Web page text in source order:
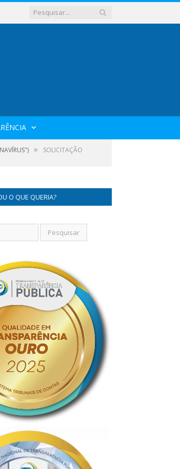
» SOLICITAÇÃO
O QUE QUERIA?